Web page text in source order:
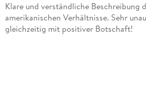
Klare und verständliche Beschreibung
amerikanischen Verhältnisse. Sehr
gleichzeitig mit positiver Botschaft!